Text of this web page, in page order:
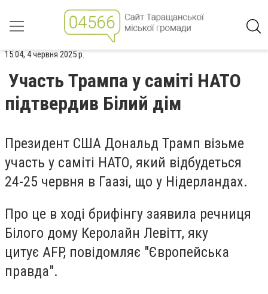
15:04, 4 червня 2025 р.
Участь Трампа у саміті НАТО
підтвердив Білий дім
Президент США Дональд Трамп візьме
участь у саміті НАТО, який відбудеться
24-25 червня в Гаазі, що у Нідерландах.
Про це в ході брифінгу заявила речниця
Білого дому Керолайн Левітт, яку
цитує AFP, повідомляє "Європейська
правда".